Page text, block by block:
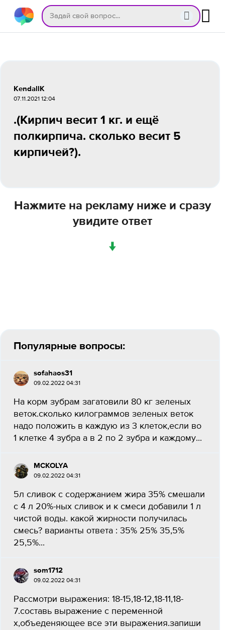
KendallK
07.11.2021 12:04
.(Кирпич весит 1 кг. и ещё
полкирпича. сколько весит 5
кирпичей?).
Нажмите на рекламу ниже и сразу
увидите ответ
↓
Популярные вопросы:
sofahaos31
09.02.2022 04:31
На корм зубрам загатовили 80 кг зеленых
веток.сколько килограммов зеленых веток
надо положить в каждую из 3 клеток,если во
1 клетке 4 зубра а в 2 по 2 зубра и каждому...
MCKOLYA
09.02.2022 04:31
5л сливок с содержанием жира 35% смешали
с 4 л 20%-ных сливок и к смеси добавили 1 л
чистой воды. какой жирности получилась
смесь? варианты ответа : 35% 25% 35,5%
25,5%...
som1712
09.02.2022 04:31
Рассмотри выражения: 18-15,18-12,18-11,18-
7.составь выражение с переменной
x,объеденяющее все эти выражения.запиши